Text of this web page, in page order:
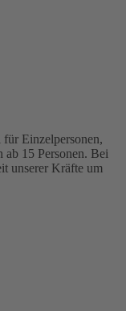
Einzelpersonen,
ab 15 Personen. Bei
unserer Kräfte um